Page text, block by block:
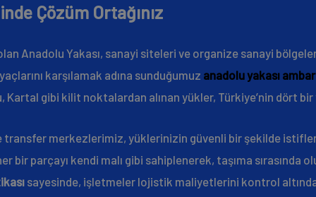
Çözüm Ortağınız
Anadolu Yakası, sanayi siteleri ve organize sanayi
karşılamak adına sunduğumuz anadolu yakası ambar
Kartal gibi kilit noktalardan alınan yükler, Türkiye’nin dört bir
transfer merkezlerimiz, yüklerinizin güvenli bir şekilde
bir parçayı kendi malı gibi sahiplenerek, taşıma
sayesinde, işletmeler lojistik maliyetlerini kontrol